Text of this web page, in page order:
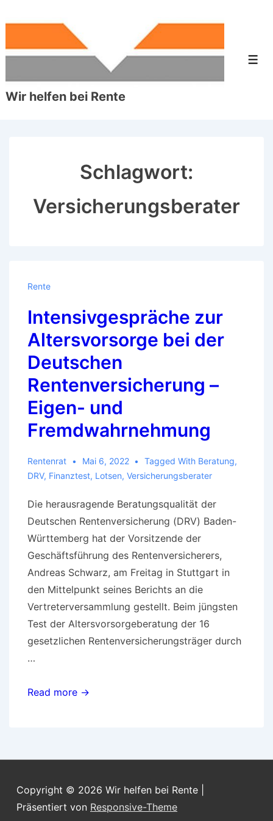
Zum
Wir helfen bei Rente
Schlagwort:
Versicherungsberater
Rente
Intensivgespräche zur
Altersvorsorge bei der
Deutschen
Rentenversicherung –
Eigen- und
Fremdwahrnehmung
Rentenrat Mai 6, 2022 Tagged With Beratung,
DRV, Finanztest, Lotsen, Versicherungsberater
Die herausragende Beratungsqualität der
Deutschen Rentenversicherung (DRV) Baden-
Württemberg hat der Vorsitzende der
Geschäftsführung des Rentenversicherers,
Andreas Schwarz, am Freitag in Stuttgart in
den Mittelpunkt seines Berichts an die
Vertreterversammlung gestellt. Beim jüngsten
Test der Altersvorsorgeberatung der 16
gesetzlichen Rentenversicherungsträger durch
…
Intensivgespräche
der
Rentenversicherung
–
Read more →
Copyright © 2026 Wir helfen bei Rente
Präsentiert von Responsive-Theme